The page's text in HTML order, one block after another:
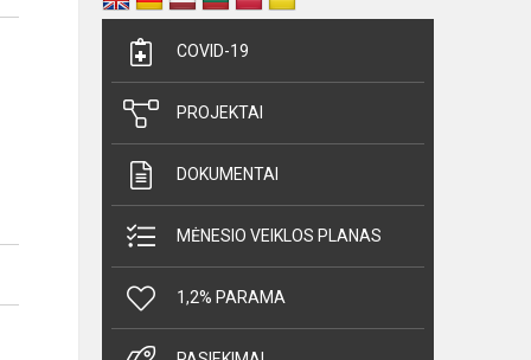
COVID-19
PROJEKTAI
DOKUMENTAI
MĖNESIO VEIKLOS PLANAS
1,2% PARAMA